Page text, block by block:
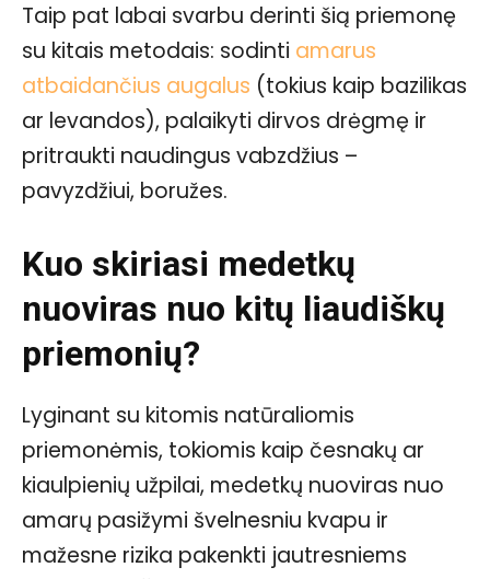
Taip pat labai svarbu derinti šią priemonę
su kitais metodais: sodinti amarus
atbaidančius augalus (tokius kaip bazilikas
ar levandos), palaikyti dirvos drėgmę ir
pritraukti naudingus vabzdžius –
pavyzdžiui, boružes.
Kuo skiriasi medetkų
nuoviras nuo kitų liaudiškų
priemonių?
Lyginant su kitomis natūraliomis
priemonėmis, tokiomis kaip česnakų ar
kiaulpienių užpilai, medetkų nuoviras nuo
amarų pasižymi švelnesniu kvapu ir
mažesne rizika pakenkti jautresniems